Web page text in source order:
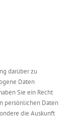
darüber zu
Daten
Sie ein Recht
persönlichen Daten
die Auskunft